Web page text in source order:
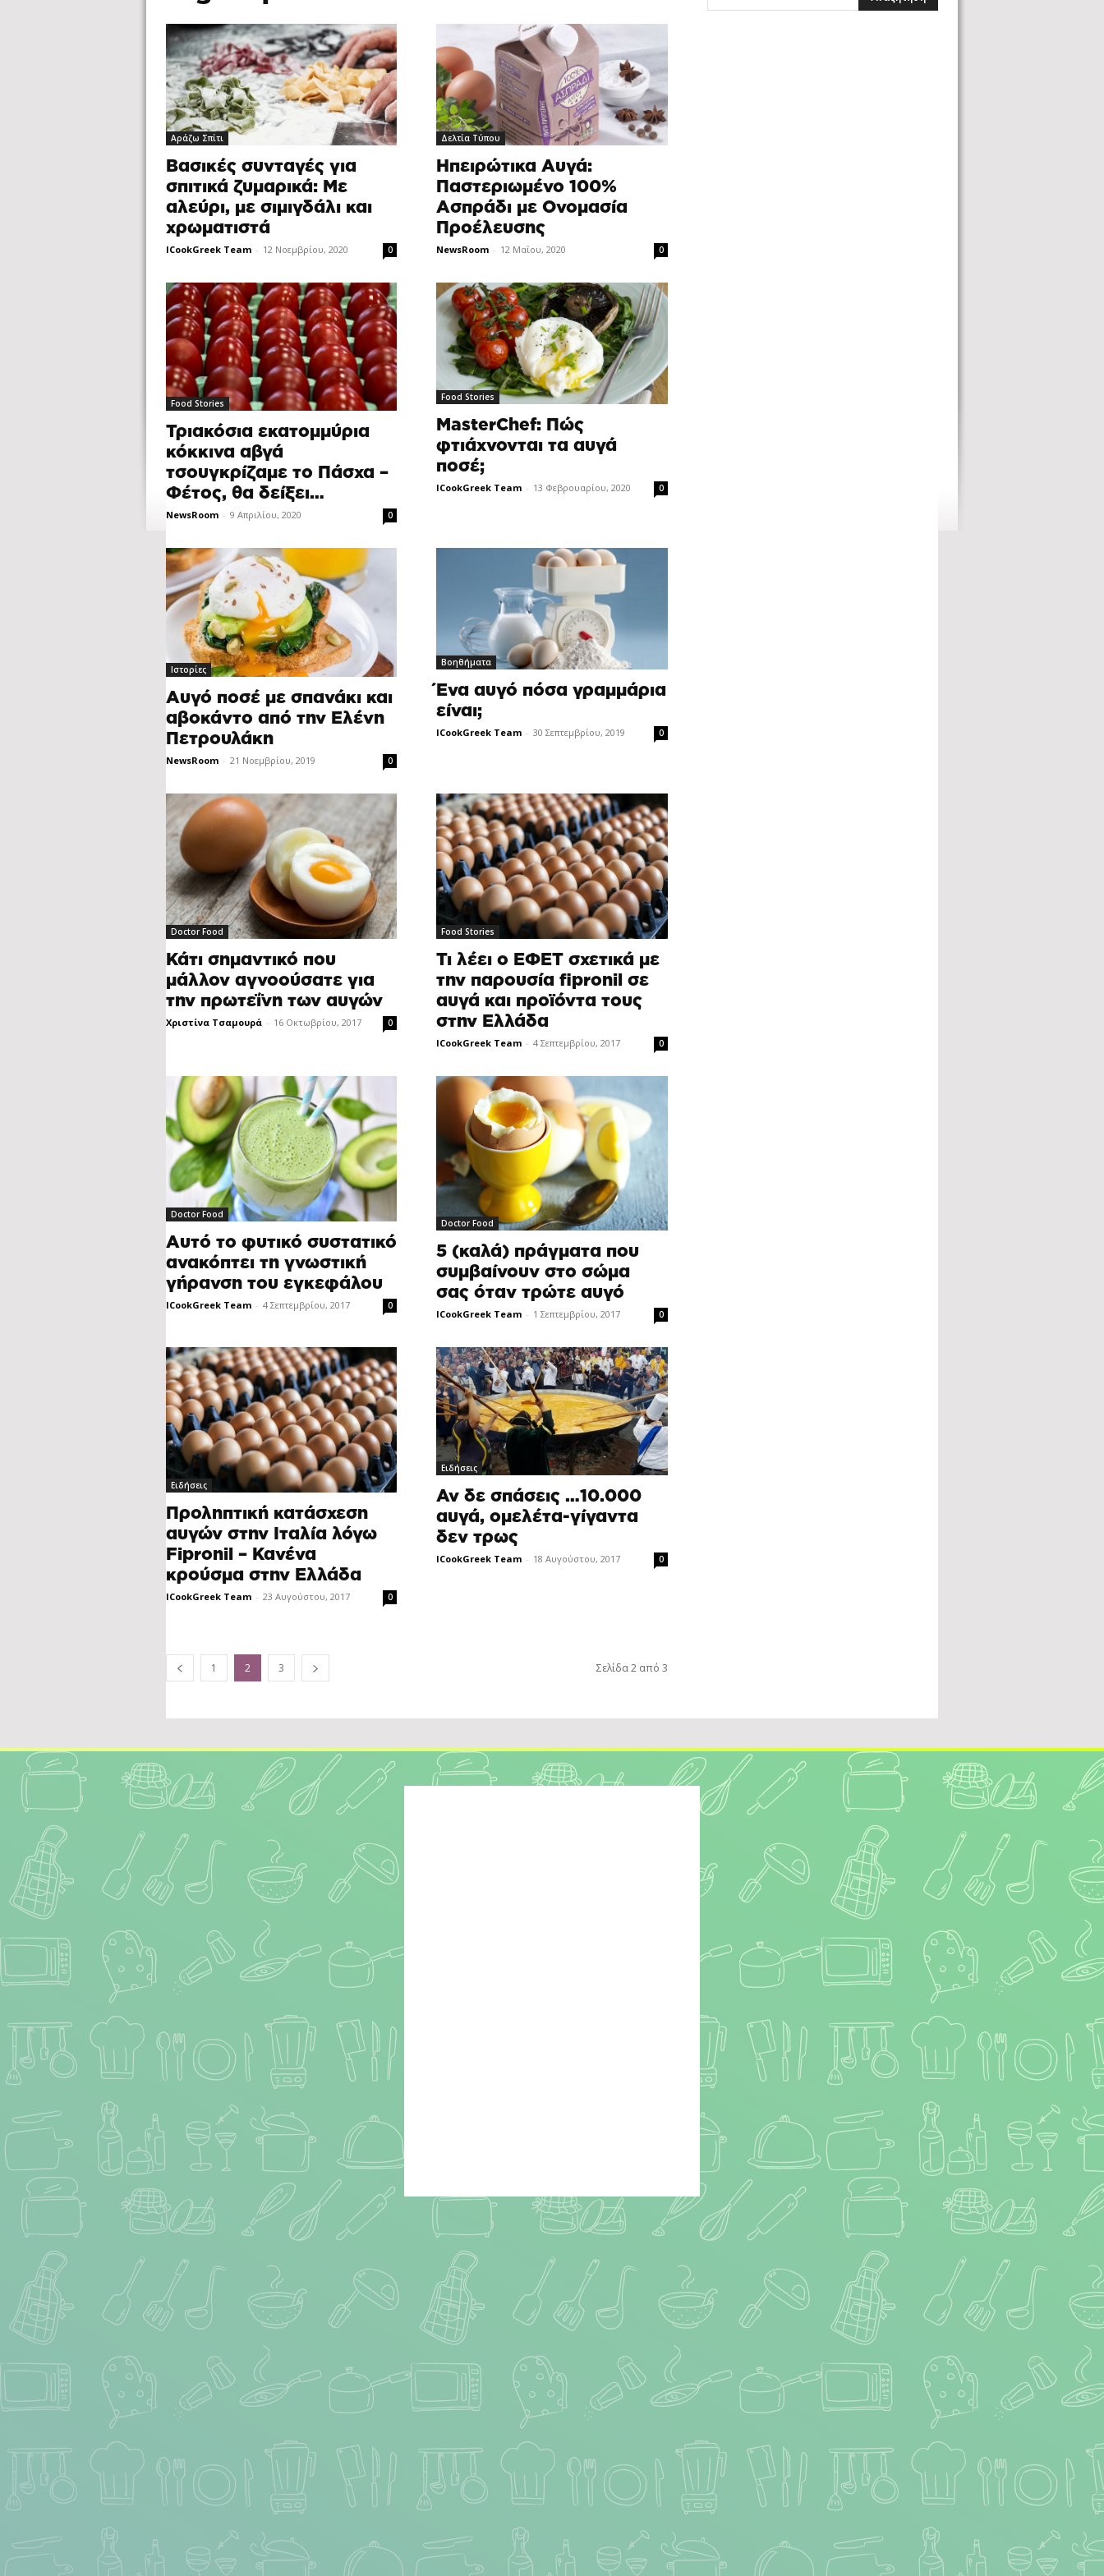
Αράζω Σπίτι
Βασικές συνταγές για
σπιτικά ζυμαρικά: Με
αλεύρι, με σιμιγδάλι και
χρωματιστά
ICookGreek Team - 12 Νοεμβρίου, 2020 0
Δελτία Τύπου
Ηπειρώτικα Αυγά:
Παστεριωμένο 100%
Ασπράδι με Ονομασία
Προέλευσης
NewsRoom - 12 Μαΐου, 2020 0
Food Stories
Τριακόσια εκατομμύρια
κόκκινα αβγά
τσουγκρίζαμε το Πάσχα –
Φέτος, θα δείξει…
NewsRoom - 9 Απριλίου, 2020 0
Food Stories
MasterChef: Πώς
φτιάχνονται τα αυγά
ποσέ;
ICookGreek Team - 13 Φεβρουαρίου, 2020 0
Ιστορίες
Αυγό ποσέ με σπανάκι και
αβοκάντο από την Ελένη
Πετρουλάκη
NewsRoom - 21 Νοεμβρίου, 2019 0
Βοηθήματα
Ένα αυγό πόσα γραμμάρια
είναι;
ICookGreek Team - 30 Σεπτεμβρίου, 2019 0
Doctor Food
Κάτι σημαντικό που
μάλλον αγνοούσατε για
την πρωτεΐνη των αυγών
Χριστίνα Τσαμουρά - 16 Οκτωβρίου, 2017 0
Food Stories
Τι λέει ο ΕΦΕΤ σχετικά με
την παρουσία fipronil σε
αυγά και προϊόντα τους
στην Ελλάδα
ICookGreek Team - 4 Σεπτεμβρίου, 2017 0
Doctor Food
Αυτό το φυτικό συστατικό
ανακόπτει τη γνωστική
γήρανση του εγκεφάλου
ICookGreek Team - 4 Σεπτεμβρίου, 2017 0
Doctor Food
5 (καλά) πράγματα που
συμβαίνουν στο σώμα
σας όταν τρώτε αυγό
ICookGreek Team - 1 Σεπτεμβρίου, 2017 0
Ειδήσεις
Προληπτική κατάσχεση
αυγών στην Ιταλία λόγω
Fipronil – Κανένα
κρούσμα στην Ελλάδα
ICookGreek Team - 23 Αυγούστου, 2017 0
Ειδήσεις
Αν δε σπάσεις …10.000
αυγά, ομελέτα-γίγαντα
δεν τρως
ICookGreek Team - 18 Αυγούστου, 2017 0
1 2 3 Σελίδα 2 από 3